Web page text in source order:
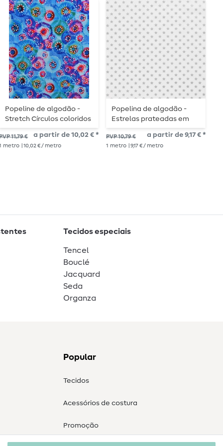
Popeline de algodão -
Stretch Círculos coloridos
Azul
11,79 € a partir de 10,02 € *
metro | 10,02 € / metro
Popelina de algodão -
Estrelas prateadas em
ecru
PVP 10,79 € a partir de 9,17 € *
1 metro | 9,17 € / metro
Tecidos especiais
Tencel
Bouclé
Jacquard
Seda
Organza
Popular
Tecidos
Acessórios de costura
Promoção